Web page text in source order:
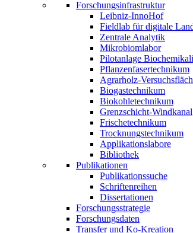
Forschungsinfrastruktur
Leibniz-InnoHof
Fieldlab für digitale
Zentrale Analytik
Mikrobiomlabor
Pilotanlage
Pflanzenfasertechnikum
Agrarholz-
Biogastechnikum
Biokohletechnikum
Grenzschicht-Windkanal
Frischetechnikum
Trocknungstechnikum
Applikationslabore
Bibliothek
Publikationen
Publikationssuche
Schriftenreihen
Dissertationen
Forschungsstrategie
Forschungsdaten
Transfer und Ko-Kreation